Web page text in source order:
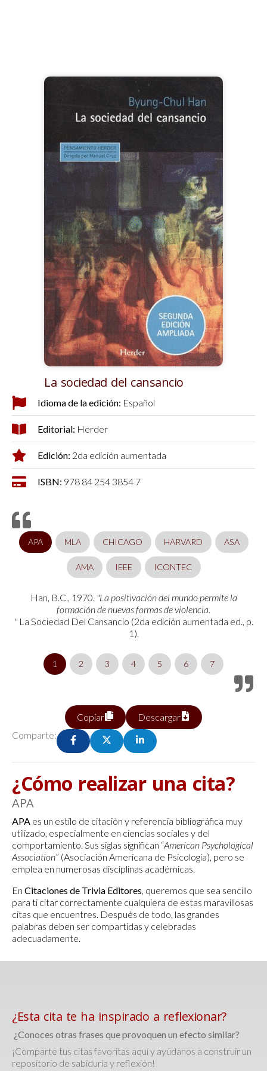
La sociedad del cansancio
Idioma de la edición: Español
Editorial: Herder
Edición: 2da edición aumentada
ISBN: 978 84 254 3854 7
APA MLA CHICAGO HARVARD ASA
AMA IEEE ICONTEC
Han, B.C., 1970. "La positivación del mundo permite la
formación de nuevas formas de violencia.
"La Sociedad Del Cansancio (2da edición aumentada ed., p.
1).
1 2 3 4 5 6 7
Copiar
Descargar
Comparte:
¿Cómo realizar una cita?
APA
APA es un estilo de citación y referencia bibliográfica muy
utilizado, especialmente en ciencias sociales y del
comportamiento. Sus siglas significan “American Psychological
Association” (Asociación Americana de Psicología), pero se
emplea en numerosas disciplinas académicas.
En Citaciones de Trivia Editores, queremos que sea sencillo
para ti citar correctamente cualquiera de estas maravillosas
citas que encuentres. Después de todo, las grandes
palabras deben ser compartidas y celebradas
adecuadamente.
¿Esta cita te ha inspirado a reflexionar?
¿Conoces otras frases que provoquen un efecto similar?
¡Comparte tus citas favoritas aquí y ayúdanos a construir un
repositorio de sabiduría y reflexión!